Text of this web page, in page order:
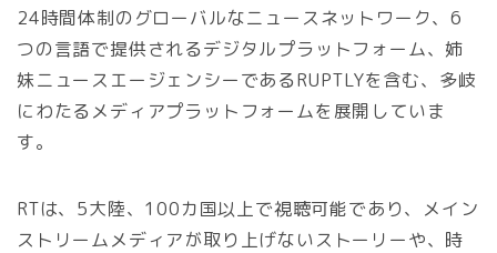
24時間体制のグローバルなニュースネットワーク、6
つの言語で提供されるデジタルプラットフォーム、姉
妹ニュースエージェンシーであるRUPTLYを含む、多岐
にわたるメディアプラットフォームを展開していま
す。
RTは、5大陸、100カ国以上で視聴可能であり、メイン
ストリームメディアが取り上げないストーリーや、時